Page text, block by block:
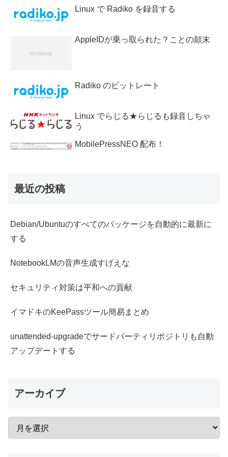
Linux で Radiko を録音する
AppleIDが乗っ取られた？ことの顛末
Radiko のビットレート
Linux でらじる★らじるも録音しちゃ
う
MobilePressNEO 配布！
最近の投稿
Debian/Ubuntuのすべてのパッケージを自動的に最新に
する
NotebookLMの音声生成すげえな
セキュリティ対策は平和への貢献
イマドキのKeePassツール簡易まとめ
unattended-upgradeでサードパーティリポジトリも自動
アップデートする
アーカイブ